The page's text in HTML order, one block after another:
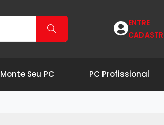
ENTRE
Monte Seu PC PC Profissional